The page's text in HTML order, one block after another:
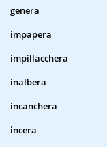
genera
impapera
impillacchera
inalbera
incanchera
incera